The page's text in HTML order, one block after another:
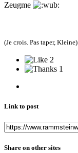
Zeugme
(Je crois. Pas taper, Kleine)
2
1
Link to post
Share on other sites